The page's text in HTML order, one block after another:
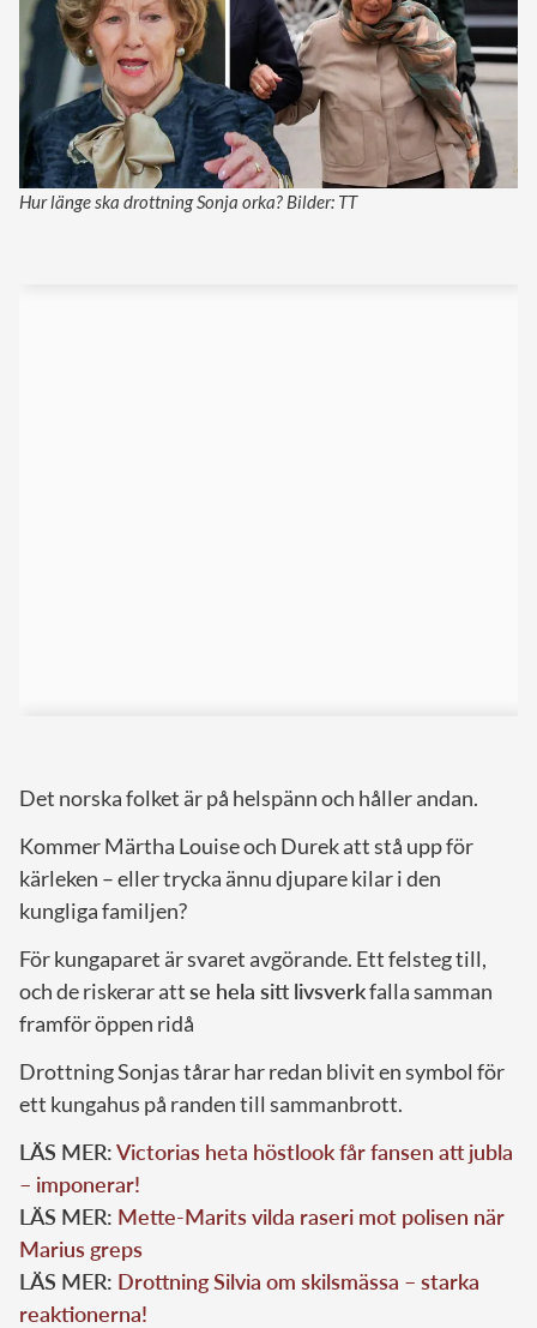
Hur länge ska drottning Sonja orka? Bilder: TT
Det norska folket är på helspänn och håller andan.
Kommer Märtha Louise och Durek att stå upp för
kärleken – eller trycka ännu djupare kilar i den
kungliga familjen?
För kungaparet är svaret avgörande. Ett felsteg till,
och de riskerar attse hela sitt livsverkfalla samman
framför öppen ridå
Drottning Sonjas tårar har redan blivit en symbol för
ett kungahus på randen till sammanbrott.
LÄS MER:Victorias heta höstlook får fansen att jubla
– imponerar!
LÄS MER: Mette-Marits vilda raseri mot polisen när
Marius greps
LÄS MER: Drottning Silvia om skilsmässa – starka
reaktionerna!